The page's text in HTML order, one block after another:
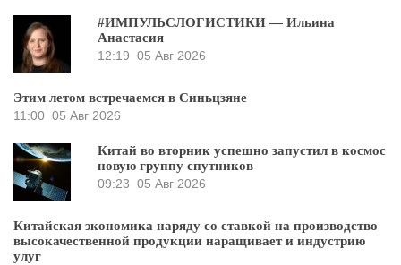
#ИМПУЛЬСЛОГИСТИКИ — Ильина
Анастасия
12:19 05 Авг 2026
Этим летом встречаемся в Синьцзяне
11:00 05 Авг 2026
Китай во вторник успешно запустил в космос
новую группу спутников
09:23 05 Авг 2026
Китайская экономика наряду со ставкой на производство
высокачественной продукции наращивает и индустрию
улуг